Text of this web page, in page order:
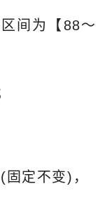
间为【88～
定不变)，